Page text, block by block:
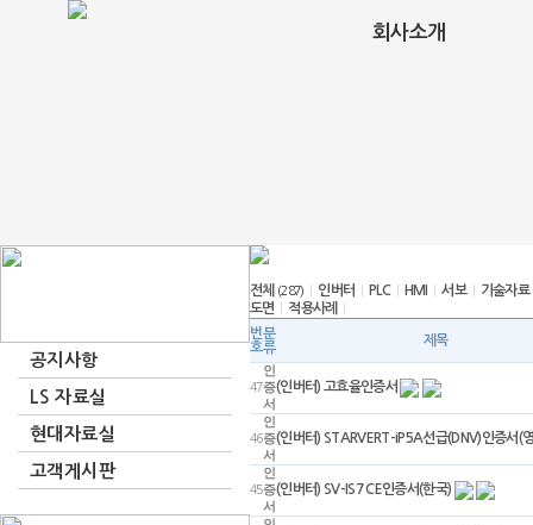
회사소개
공지사항
LS 자료실
현대자료실
고객게시판
전체 (287) 인버터 PLC HMI 서보
기술자료
도면
적용사례
번
호
분
류
제목
47
인
증
서
(인버터) 고효율인증서
46
인
증
서
(인버터) STARVERT-iP5A선급(DNV)인증서(
45
인
증
서
(인버터) SV-IS7 CE인증서(한국)